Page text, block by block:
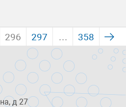
296 297 … 358
д 27